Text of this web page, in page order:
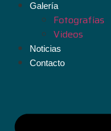
Galería
Fotografías
Videos
Noticias
Contacto